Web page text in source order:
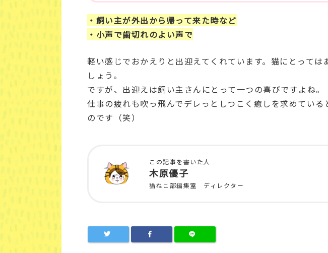
・飼い主が外出から帰って来た時など
・小声で歯切れのよい声で
軽い感じでおかえりと出迎えてくれています。猫にとっては
しょう。
ですが、出迎えは飼い主さんにとって一つの喜びですよね。
仕事の疲れも吹っ飛んでデレっとしつこく癒しを求めてい
のです（笑）
この記事を書いた人
木原優子
猫ねこ部編集室 ディレクター